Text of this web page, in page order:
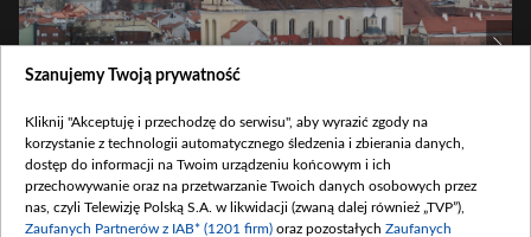
Wilno (fot. Getty Images)
Szanujemy Twoją prywatność
Kliknij "Akceptuję i przechodzę do serwisu", aby wyrazić zgody na
korzystanie z technologii automatycznego śledzenia i zbierania danych,
dostęp do informacji na Twoim urządzeniu końcowym i ich
przechowywanie oraz na przetwarzanie Twoich danych osobowych przez
nas, czyli Telewizję Polską S.A. w likwidacji (zwaną dalej również „TVP”),
Zaufanych Partnerów z IAB* (1201 firm) oraz pozostałych Zaufanych